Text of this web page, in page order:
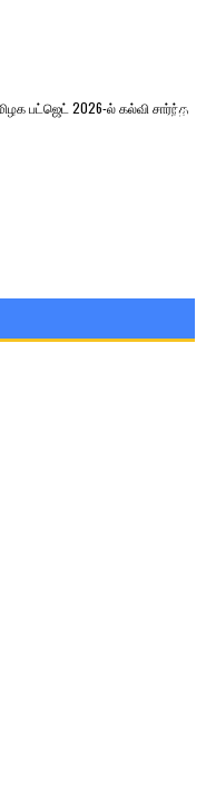
பட்ஜெட் 2026-ல் கல்வி சார்ந்த